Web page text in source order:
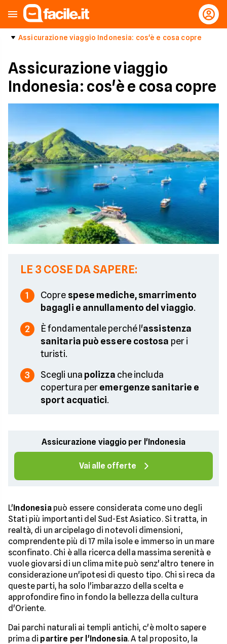
Assicurazione viaggio Indonesia: cos'è e cosa copre
Assicurazione viaggio
Indonesia: cos'è e cosa copre
LE 3 COSE DA SAPERE:
1 Copre spese mediche, smarrimento
bagagli e annullamento del viaggio.
2 È fondamentale perché l'assistenza
sanitaria può essere costosa per i
turisti.
3 Scegli una polizza che includa
copertura peremergenze sanitarie e
sport acquatici.
Assicurazione viaggio per l'Indonesia
Vai alle offerte
L'Indonesiapuò essere considerata come uno degli
Stati più importanti del Sud-Est Asiatico. Si tratta, in
realtà, di un arcipelago di notevoli dimensioni,
comprendente più di 17 mila isole e immerso in un mare
sconfinato. Chi è alla ricerca della massima serenità e
vuole giovarsi di un clima mite può senz'altro tenere in
considerazione un'ipotesi di questo tipo. Chi si reca da
queste parti, ha solo l'imbarazzo della scelta e
approfondire fino in fondo la bellezza della cultura
d'Oriente.
Dai parchi naturali ai templi antichi, c'è molto sapere
prima di partire per l'Indonesia. A tal proposito, la